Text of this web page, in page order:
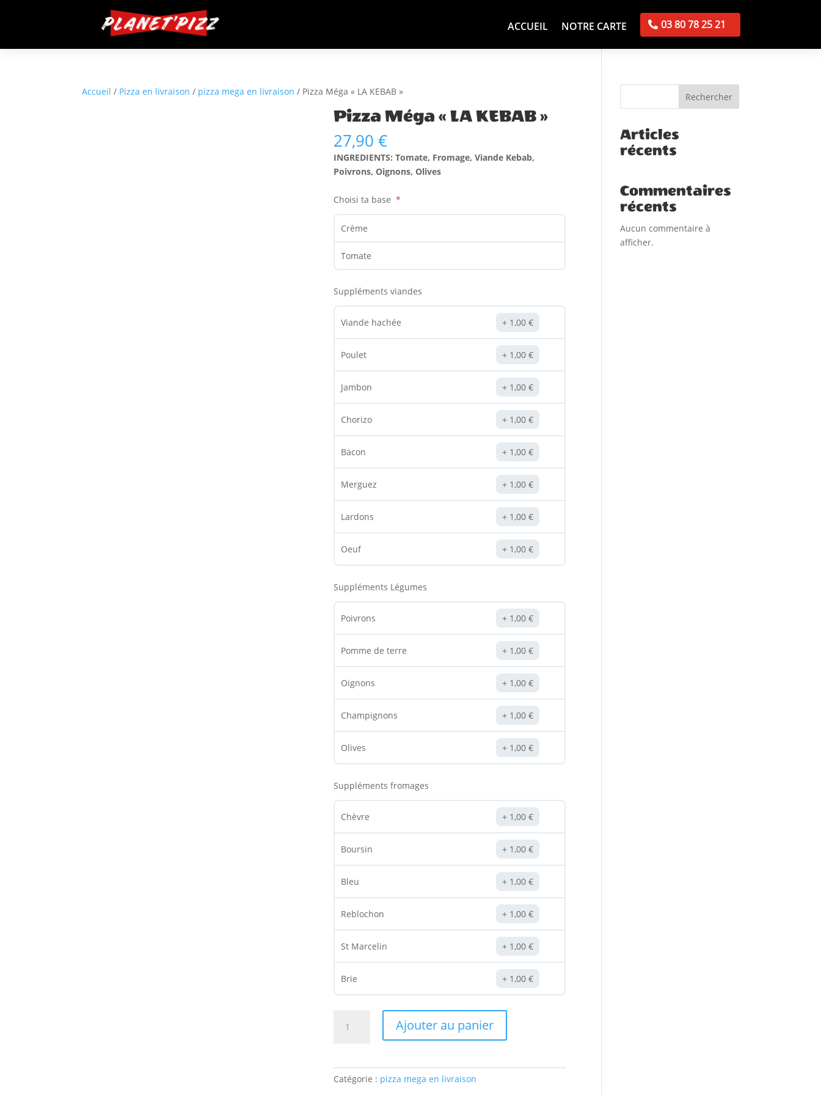
ACCUEIL NOTRE CARTE 03 80 78 25 21
Accueil / Pizza en livraison / pizza mega en livraison / Pizza Méga « LA KEBAB »
Pizza Méga « LA KEBAB »
27,90€
INGREDIENTS: Tomate, Fromage, Viande Kebab,
Poivrons, Oignons, Olives
Choisi ta base
Crème
Tomate
Suppléments viandes
Viande hachée 1,00€
Poulet 1,00€
Jambon 1,00€
Chorizo 1,00€
Bacon 1,00€
Merguez 1,00€
Lardons 1,00€
Oeuf 1,00€
Suppléments Légumes
Poivrons 1,00€
Pomme de terre 1,00€
Oignons 1,00€
Champignons 1,00€
Olives 1,00€
Suppléments fromages
Chèvre 1,00€
Boursin 1,00€
Bleu 1,00€
Reblochon 1,00€
St Marcelin 1,00€
Brie 1,00€
KEBAB"
Ajouter au panier
Catégorie : pizza mega en livraison
Rechercher
Articles
récents
Commentaires
récents
Aucun commentaire à
afficher.